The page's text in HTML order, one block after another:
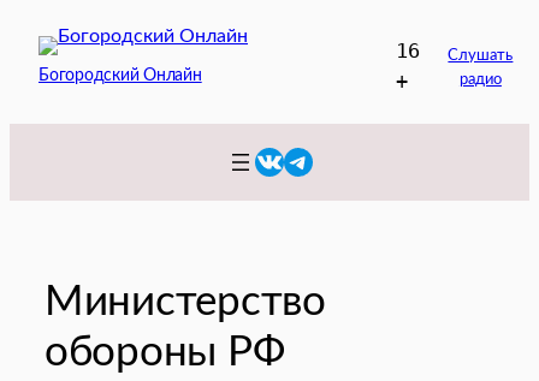
содержимому
Богородский Онлайн
16
+
Слушать
радио
VKTelegram
Министерство
обороны РФ